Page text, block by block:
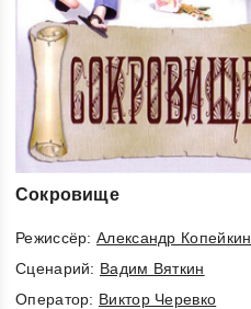
Сокровище
Режиссёр:Александр Копейкин
Cценарий: Вадим Вяткин
Оператор: Виктор Черевко